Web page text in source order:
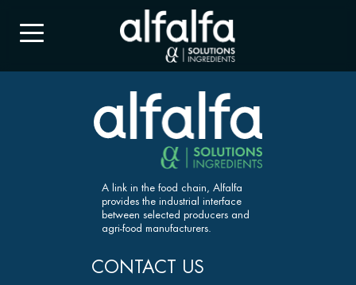
A link in the food chain, Alfalfa
provides the industrial interface
between selected producers and
agri-food manufacturers.
CONTACT US